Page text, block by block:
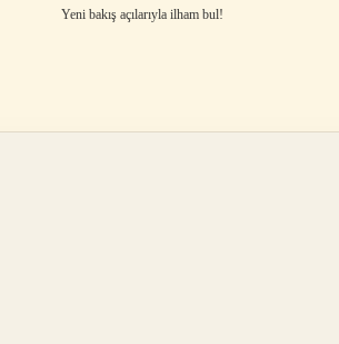
Yeni bakış açılarıyla ilham bul!